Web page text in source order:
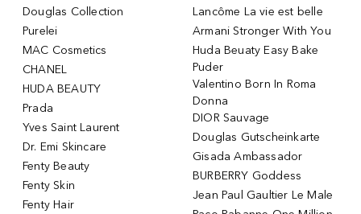
Douglas Collection
Purelei
MAC Cosmetics
CHANEL
HUDA BEAUTY
Prada
Yves Saint Laurent
Dr. Emi Skincare
Fenty Beauty
Fenty Skin
Fenty Hair
Lancôme La vie est belle
Armani Stronger With You
Huda Beuaty Easy Bake
Puder
Valentino Born In Roma
Donna
DIOR Sauvage
Douglas Gutscheinkarte
Gisada Ambassador
BURBERRY Goddess
Jean Paul Gaultier Le Male